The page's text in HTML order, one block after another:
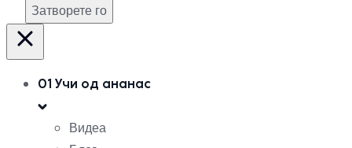
Затворете го
01 Учи од ананас
Видеа